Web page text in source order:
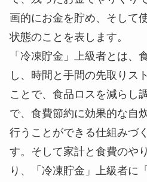
画的にお金を貯め、そして
状態のことを表します。
「冷凍貯金」上級者とは、
し、時間と手間の先取りス
ことで、食品ロスを減らし
で、食費節約に効果的な自
行うことができる仕組みづ
す。そして家計と食費のや
り、「冷凍貯金」上級者に